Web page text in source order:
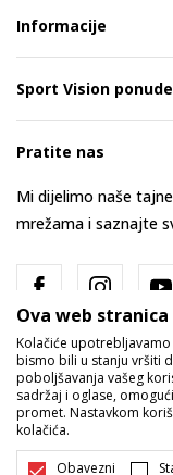
Informacije
Sport Vision ponude
Pratite nas
Mi dijelimo naše
mrežama i saznajte
Bosna i
Ova web
Kolačiće
bismo bili u stanju vršiti
poboljšavanja vašeg
sadržaj i oglase,
promet. Nastavkom
kolačića.
Obavezni